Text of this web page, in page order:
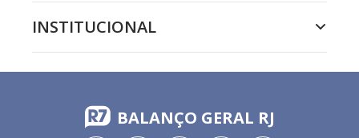
INSTITUCIONAL
BALANÇO GERAL RJ